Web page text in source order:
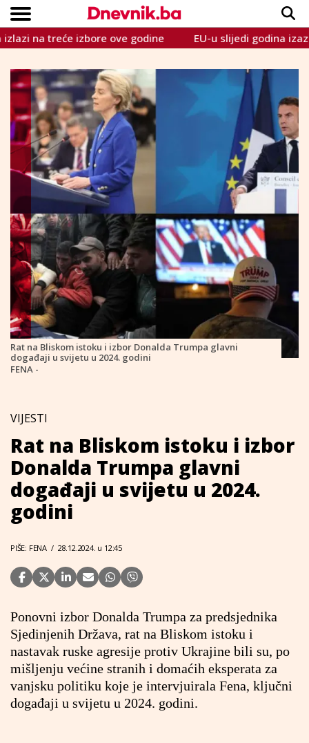
VIJESTI
SPORT
INTERVIEW
TEME
CRNA KRONIKA
LIFESTYLE
Copyright © Dnevnik.ba 2023.
izbore ove godine EU-u slijedi godina izazova:
Rat na Bliskom istoku i izbor Donalda Trumpa glavni
događaji u svijetu u 2024. godini
FENA -
VIJESTI
Rat na Bliskom istoku i izbor
Donalda Trumpa glavni
događaji u svijetu u 2024.
godini
PIŠE: FENA / 28.12.2024. u 12:45
Ponovni izbor Donalda Trumpa za predsjednika
Sjedinjenih Država, rat na Bliskom istoku i
nastavak ruske agresije protiv Ukrajine bili su, po
mišljenju većine stranih i domaćih eksperata za
vanjsku politiku koje je intervjuirala Fena, ključni
događaji u svijetu u 2024. godini.